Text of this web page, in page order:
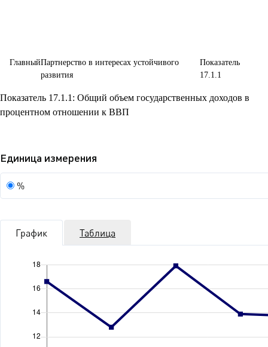
ГлавныйПартнерство в интересах устойчивого
развития
Показатель
17.1.1
Показатель 17.1.1: Общий объем государственных доходов в
процентном отношении к ВВП